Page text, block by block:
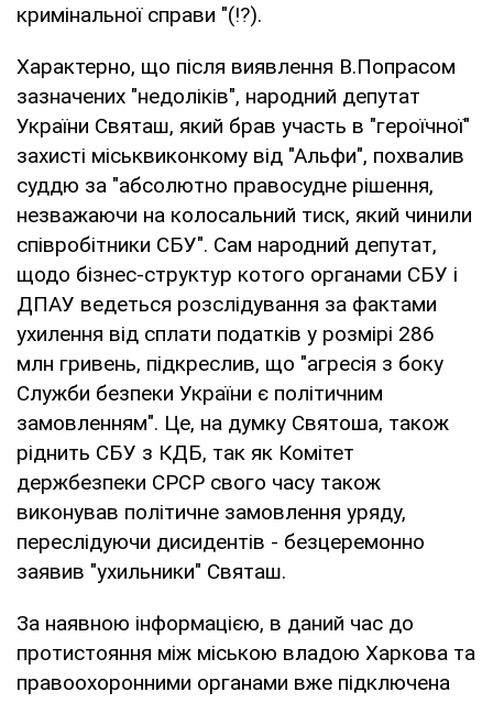
кримінальної справи "(!?).
Характерно, що після виявлення В.Попрасом
зазначених "недоліків", народний депутат
України Святаш, який брав участь в "героїчної"
захисті міськвиконкому від "Альфи", похвалив
суддю за "абсолютно правосудне рішення,
незважаючи на колосальний тиск, який чинили
співробітники СБУ". Сам народний депутат,
щодо бізнес-структур котого органами СБУ і
ДПАУ ведеться розслідування за фактами
ухилення від сплати податків у розмірі 286
млн гривень, підкреслив, що "агресія з боку
Служби безпеки України є політичним
замовленням". Це, на думку Святоша, також
ріднить СБУ з КДБ, так як Комітет
держбезпеки СРСР свого часу також
виконував політичне замовлення уряду,
переслідуючи дисидентів - безцеремонно
заявив "ухильники" Святаш.
За наявною інформацією, в даний час до
протистояння між міською владою Харкова та
правоохоронними органами вже підключена